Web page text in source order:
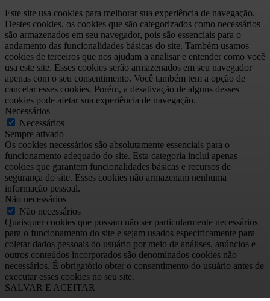
Este site usa cookies para melhorar sua experiência de navegação.
Destes cookies, os cookies que são categorizados como necessários
são armazenados em seu navegador, pois são essenciais para o
andamento das funcionalidades básicas do site. Também usamos
cookies de terceiros que nos ajudam a analisar e entender como você
usa este site. Esses cookies serão armazenados em seu navegador
apenas com o seu consentimento. Você também tem a opção de
cancelar esses cookies. Porém, a desativação de alguns desses
cookies pode afetar sua experiência de navegação.
Necessários
Necessários
Sempre ativado
Os cookies necessários são absolutamente essenciais para o
funcionamento adequado do site. Esta categoria inclui apenas
cookies que garantem funcionalidades básicas e recursos de
segurança do site. Esses cookies não armazenam nenhuma
informação pessoal.
Não necessários
Não necessários
Quaisquer cookies que possam não ser particularmente necessários
para o funcionamento do site e sejam usados especificamente para
coletar dados pessoais do usuário por meio de análises, anúncios e
outros conteúdos incorporados são denominados cookies não
necessários. É obrigatório obter o consentimento do usuário antes de
executar esses cookies no seu site.
SALVAR E ACEITAR